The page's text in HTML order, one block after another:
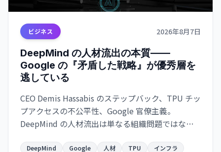
ビジネス 2026年8月7日
DeepMind の人材流出の本質——
Google の『矛盾した戦略』が優秀層を
逃している
CEO Demis Hassabis のステップバック、TPU チッ
プアクセスの不公平性、Google 官僚主義。
DeepMind の人材流出は単なる組織問題ではな
いる。
DeepMind Google 人材 TPU インフラ